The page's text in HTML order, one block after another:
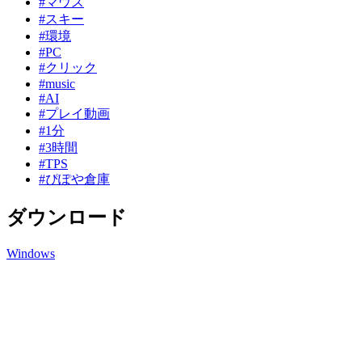
#スキー
#環境
#PC
#クリック
#music
#AI
#プレイ動画
#1分
#3時間
#TPS
#ぴぽや倉庫
ダウンロード
Windows